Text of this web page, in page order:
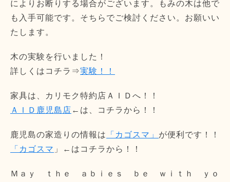
によりお断りする場合がございます。もみの木は他で
も入手可能です。そちらでご検討ください。お願いい
たします。
木の実験を行いました！
詳しくはコチラ⇒実験！！
家具は、カリモク特約店ＡＩＤへ！！
ＡＩＤ鹿児島店 ←は、コチラから！！
鹿児島の家造りの情報は 「カゴスマ」 が便利です！！
「カゴスマ 」←はコチラから！！
Ｍａｙ ｔｈｅ ａｂｉｅｓ ｂｅ ｗｉｔｈ ｙｏ